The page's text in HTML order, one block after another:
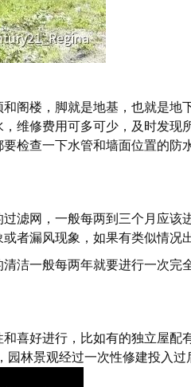
阁楼，脚就是地基，也就是
维修费用可多可少，及时发
检查一下水管和墙面位置的
滤网，一般每两到三个月应
者漏风现象，如果有类似情况
洁一般每两年就要进行一次
喜好进行，比如有的独立屋
林景观经过一次性修建投入过